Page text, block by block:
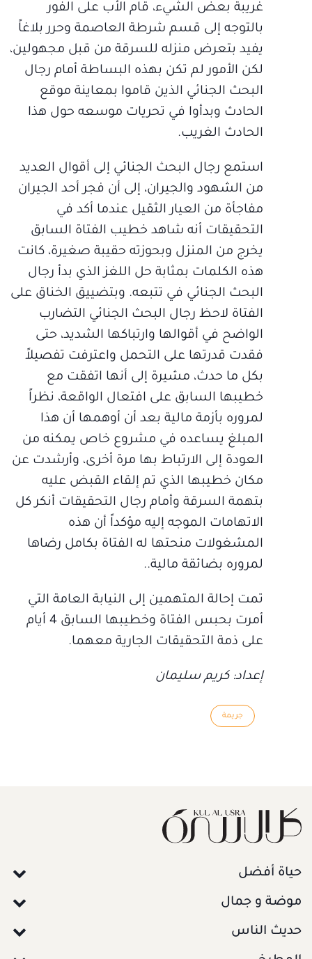
غريبة بعض الشيء، قام الأب على الفور
بالتوجه إلى قسم شرطة العاصمة وحرر بلاغاً
يفيد بتعرض منزله للسرقة من قبل مجهولين،
لكن الأمور لم تكن بهذه البساطة أمام رجال
البحث الجنائي الذين قاموا بمعاينة موقع
الحادث وبدأوا في تحريات موسعه حول هذا
الحادث الغريب.
استمع رجال البحث الجنائي إلى أقوال العديد
من الشهود والجيران، إلى أن فجر أحد الجيران
مفاجأة من العيار الثقيل عندما أكد في
التحقيقات أنه شاهد خطيب الفتاة السابق
يخرج من المنزل وبحوزته حقيبة صغيرة، كانت
هذه الكلمات بمثابة حل اللغز الذي بدأ رجال
البحث الجنائي في تتبعه. وبتضييق الخناق على
الفتاة لاحظ رجال البحث الجنائي التضارب
الواضح في أقوالها وارتباكها الشديد، حتى
فقدت قدرتها على التحمل واعترفت تفصيلاً
بكل ما حدث، مشيرة إلى أنها اتفقت مع
خطيبها السابق على افتعال الواقعة، نظراً
لمروره بأزمة مالية بعد أن أوهمها أن هذا
المبلغ يساعده في مشروع خاص يمكنه من
العودة إلى الارتباط بها مرة أخرى، وأرشدت عن
مكان خطيبها الذي تم إلقاء القبض عليه
بتهمة السرقة وأمام رجال التحقيقات أنكر كل
الاتهامات الموجه إليه مؤكداً أن هذه
المشغولات منحتها له الفتاة بكامل رضاها
لمروره بضائقة مالية..
تمت إحالة المتهمين إلى النيابة العامة التي
أمرت بحبس الفتاة وخطيبها السابق 4 أيام
على ذمة التحقيقات الجارية معهما.
إعداد: كريم سليمان
جريمة
حياة أفضل
موضة و جمال
حديث الناس